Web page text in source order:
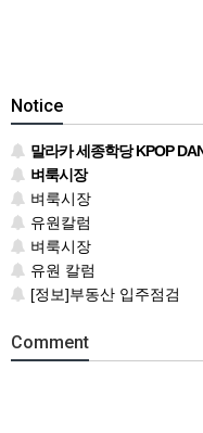
Notice
말라카 세종학당 KPOP
벼룩시장
벼룩시장
유원칼럼
벼룩시장
유원 칼럼
[정보]부동산 입주점검
Comment